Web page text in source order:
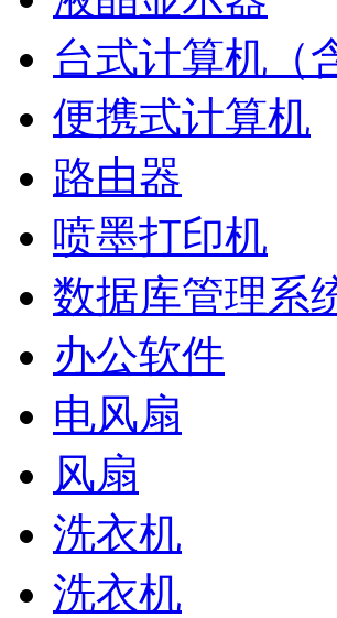
台式计算机（
便携式计算机
路由器
喷墨打印机
数据库管理系
办公软件
电风扇
风扇
洗衣机
洗衣机